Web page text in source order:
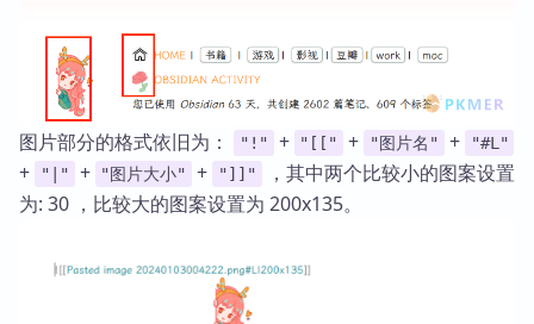
图片部分的格式依旧为： "!" + "[[" + "图片名" + "#L"
+ "|" + "图片大小" + "]]"
，其中两个比较小的图案设置
为: 30 ，比较大的图案设置为 200x135。